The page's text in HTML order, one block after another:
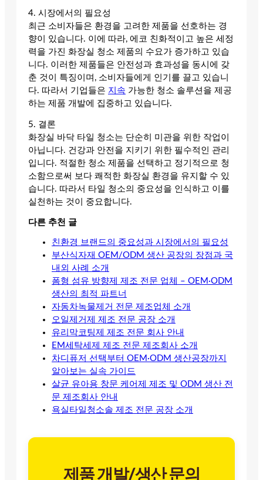
4. 시장에서의 필요성
최근 소비자들은 환경을 고려한 제품을 선호하는 경
향이 있습니다. 이에 따라, 에코 친화적이고 높은 세정
력을 가진 화장실 청소 제품의 수요가 증가하고 있습
니다. 이러한 제품들은 안전성과 효과성을 동시에 갖
춘 것이 특징이며, 소비자들에게 인기를 끌고 있습니
다. 따라서 기업들은 지속 가능한 청소 솔루션을 제공
하는 제품 개발에 집중하고 있습니다.
5. 결론
화장실 바닥 타일 청소는 단순히 미관을 위한 작업이
아닙니다. 건강과 안전을 지키기 위한 필수적인 관리
입니다. 적절한 청소 제품을 선택하고 정기적으로 청
소함으로써 보다 쾌적한 화장실 환경을 유지할 수 있
습니다. 따라서 타일 청소의 중요성을 인식하고 이를
실천하는 것이 중요합니다.
다른 추천 글
친환경 브랜드의 중요성과 시장에서의 필요성
부산식자재 OEM/ODM 생산 공장의 장점과 국
내외 사례 소개
폼형 섬유 방향제 제조 전문 업체 – OEM·ODM
생산의 최적 파트너
자동차녹물제거 전문 제조업체 소개
오일제거제 제조 전문 공장 소개
유리막코팅제 제조 전문 회사 안내
EM세탁세제 제조 전문 제조회사 소개
차디퓨저 선택부터 OEM·ODM 생산공장까지
알아보는 실속 가이드
살균 유아용 창문 케어제 제조 및 ODM 생산 전
문 제조회사 안내
욕실타일청소솔 제조 전문 공장 소개
제품 개발/생산 문의